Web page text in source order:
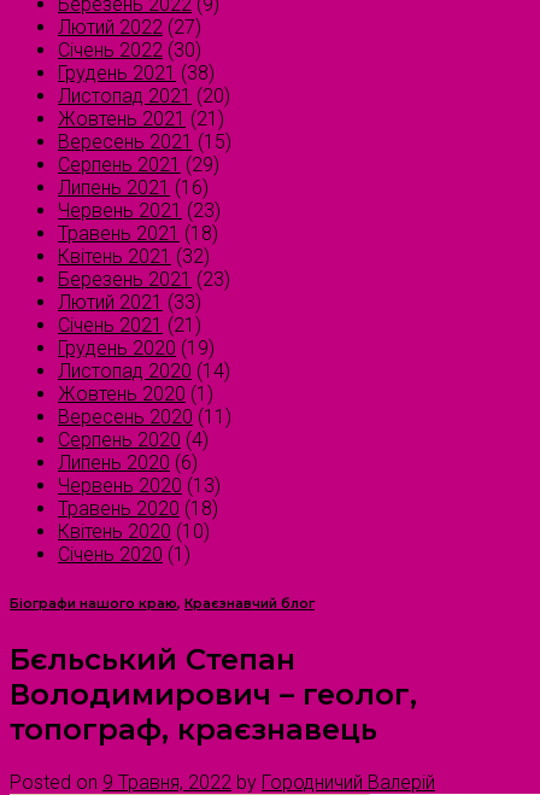
Лютий 2022 (27)
Січень 2022 (30)
Грудень 2021 (38)
Листопад 2021 (20)
Жовтень 2021 (21)
Вересень 2021 (15)
Серпень 2021 (29)
Липень 2021 (16)
Червень 2021 (23)
Травень 2021 (18)
Квітень 2021 (32)
Березень 2021 (23)
Лютий 2021 (33)
Січень 2021 (21)
Грудень 2020 (19)
Листопад 2020 (14)
Жовтень 2020 (1)
Вересень 2020 (11)
Серпень 2020 (4)
Липень 2020 (6)
Червень 2020 (13)
Травень 2020 (18)
Квітень 2020 (10)
Січень 2020 (1)
Біографи нашого краю, Краєзнавчий блог
Бєльський Степан
Володимирович – геолог,
топограф, краєзнавець
Posted on 9 Травня, 2022 by Городничий Валерій